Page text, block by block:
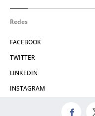
Redes
FACEBOOK
TWITTER
LINKEDIN
INSTAGRAM